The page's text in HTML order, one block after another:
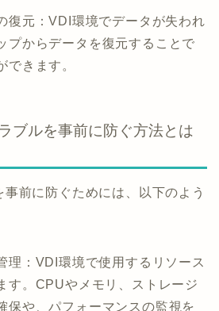
復元：VDI環境でデータが失われ
プからデータを復元することで
できます。
ブルを事前に防ぐ方法とは
前に防ぐためには、以下のよう
理：VDI環境で使用するリソース
す。CPUやメモリ、ストレージ
保や、パフォーマンスの監視を